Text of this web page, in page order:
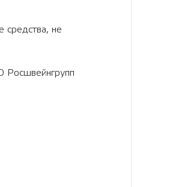
средства, не
Росшвейнгрупп